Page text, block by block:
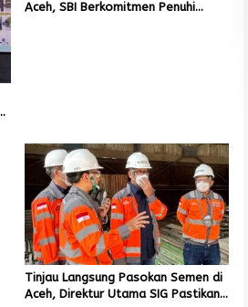
Aceh, SBI Berkomitmen Penuhi
Tinjau Langsung Pasokan Semen di
Aceh, Direktur Utama SIG Pastikan